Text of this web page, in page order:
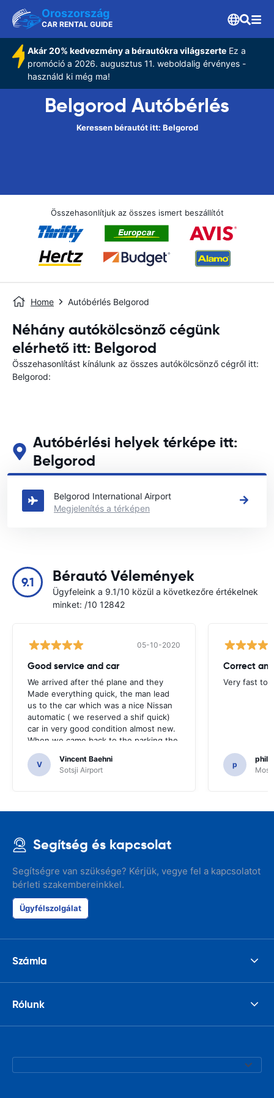
Oroszország
CAR RENTAL GUIDE
Akár 20% kedvezmény a bérautókra világszerteEz a
promóció a 2026. augusztus 11. weboldalig érvényes -
használd ki még ma!
Belgorod Autóbérlés
Keressen bérautót itt: Belgorod
Összehasonlítjuk az összes ismert beszállítót
Home Autóbérlés Belgorod
Néhány autókölcsönző cégünk
elérhető itt: Belgorod
Összehasonlítást kínálunk az összes autókölcsönző cégről itt:
Belgorod:
Autóbérlési helyek térképe itt:
Belgorod
Tekintse meg fő autóbérlési helyeinket itt: Belgorod
Belgorod International Airport
Megjelenítés a térképen
9.1 Bérautó Vélemények
Ügyfeleink a 9.1/10 közül a következőre értékelnek
minket: /10 12842
05-10-2020
Good service and car
We arrived after thé plane and they
Made everything quick, the man lead
us to the car which was a nice Nissan
automatic ( we reserved a shif quick)
car in very good condition almost new.
When we came back to the parking the
same man came in 5 minutes and after
a quick check we left. Very friendly and
nice. We can only recommand this
V
Vincent Baehni
Sotsji Airport
Correct
Very fast to
p
Segítség és kapcsolat
Segítségre van szüksége? Kérjük, vegye fel a kapcsolatot
bérleti szakembereinkkel.
Ügyfélszolgálat
Számla
Rólunk